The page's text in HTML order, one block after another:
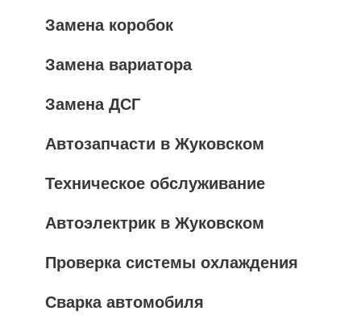
Замена коробок
Замена вариатора
Замена ДСГ
Автозапчасти в Жуковском
Техническое обслуживание
Автоэлектрик в Жуковском
Проверка системы охлаждения
Сварка автомобиля